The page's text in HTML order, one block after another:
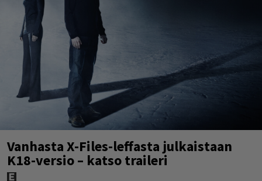
Vanhasta X-Files-leffasta julkaistaan
K18-versio – katso traileri